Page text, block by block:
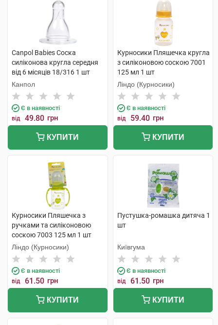
Canpol Babies Соска
силіконова кругла середня
від 6 місяців 18/316 1 шт
Канпол
Є в наявності
від 49.80 грн
КУПИТИ
Курносики Пляшечка кругла
з силіконовою соскою 7001
125 мл 1 шт
Ліндо (Курносики)
Є в наявності
від 59.40 грн
КУПИТИ
Курносики Пляшечка з
ручками та силіконовою
соскою 7003 125 мл 1 шт
Ліндо (Курносики)
Є в наявності
від 61.50 грн
КУПИТИ
Пустушка-ромашка дитяча 1
шт
Київгума
Є в наявності
від 61.50 грн
КУПИТИ